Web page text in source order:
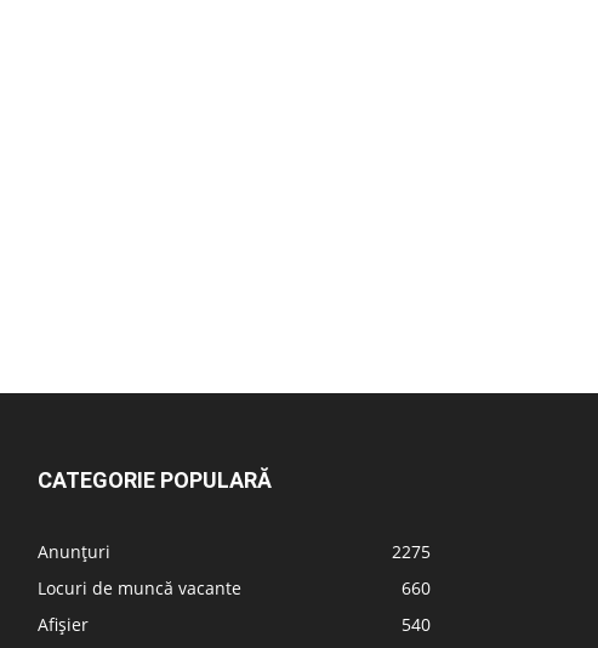
CATEGORIE POPULARĂ
Anunțuri
2275
Locuri de muncă vacante
660
Afișier
540